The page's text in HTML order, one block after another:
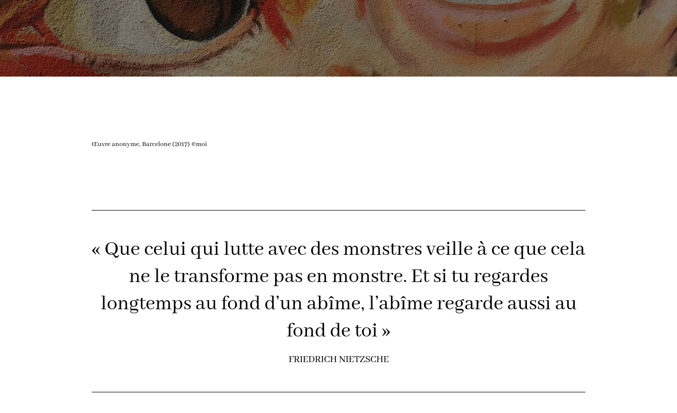
Œuvre anonyme, Barcelone (2017) ©moi
« Que celui qui lutte avec des monstres veille à ce que cela
ne le transforme pas en monstre. Et si tu regardes
longtemps au fond d’un abîme, l’abîme regarde aussi au
fond de toi »
FRIEDRICH NIETZSCHE